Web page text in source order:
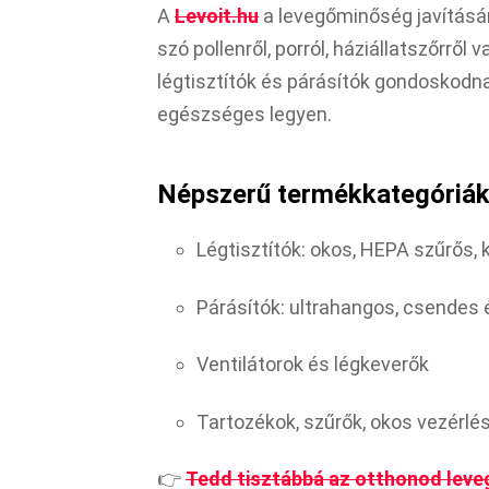
A Levoit.hu a levegőminőség
szó pollenről, porról, háziállatszőrről
légtisztítók és párásítók
egészséges legyen.
Népszerű
Légtisztítók: okos, HEPA
Párásítók: ultrahangos, csendes
Ventilátorok és légkeverők
Tartozékok, szűrők, okos
👉Tedd tisztábbá az otthonod